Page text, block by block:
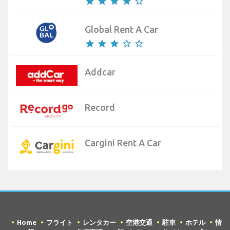
Global Rent A Car
star star star star_border star_border
Addcar
Record
Cargini Rent A Car
Home フライト レンタカー 空港交通 駐車 ホテル
情